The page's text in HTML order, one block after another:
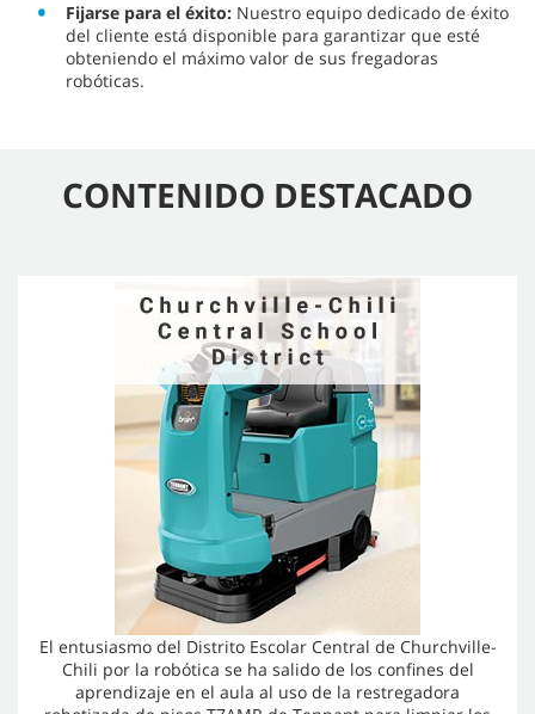
Fijarse para el éxito: Nuestro equipo dedicado de éxito
del cliente está disponible para garantizar que esté
obteniendo el máximo valor de sus fregadoras
robóticas.
CONTENIDO DESTACADO
El entusiasmo del Distrito Escolar Central de Churchville-
Chili por la robótica se ha salido de los confines del
aprendizaje en el aula al uso de la restregadora